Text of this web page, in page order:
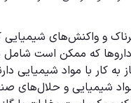
و واکنش‌های
داروها که ممکن است
کار با مواد شیمیایی
شیمیایی و حلال‌های